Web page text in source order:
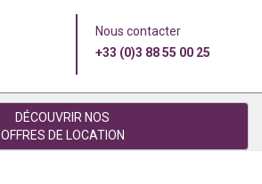
Nous contacter
+33 (0)3 88 55 00 25
DÉCOUVRIR NOS
OFFRES DE LOCATION